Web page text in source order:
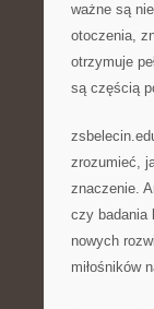
ważne są
otoczenia,
otrzymuje
są częścią
zrozumieć,
znaczenie.
czy badania
nowych
miłośników